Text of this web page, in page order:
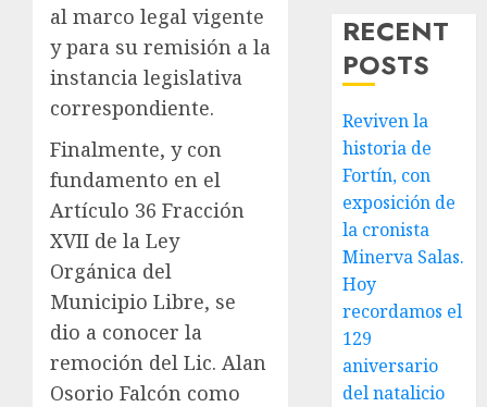
al marco legal vigente
y para su remisión a la
instancia legislativa
correspondiente.
Finalmente, y con
fundamento en el
Artículo 36 Fracción
XVII de la Ley
Orgánica del
Municipio Libre, se
dio a conocer la
remoción del Lic. Alan
Osorio Falcón como
RECENT
POSTS
Reviven la
historia de
Fortín, con
exposición de
la cronista
Minerva Salas.
Hoy
recordamos el
129
aniversario
del natalicio